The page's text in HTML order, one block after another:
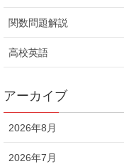
関数問題解説
高校英語
アーカイブ
2026年8月
2026年7月